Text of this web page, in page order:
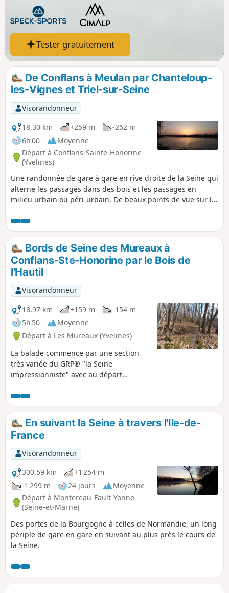
Tester gratuitement
De Conflans à Meulan par Chanteloup-
les-Vignes et Triel-sur-Seine
Visorandonneur
18,30 km
+259 m
-262 m
6h 00
Moyenne
Départ à Conflans-Sainte-Honorine
(Yvelines)
Une randonnée de gare à gare en rive droite de la Seine qui
alterne les passages dans des bois et les passages en
milieu urbain ou péri-urbain. De beaux points de vue sur la
rendez-vous.
Bords de Seine des Mureaux à
Conflans-Ste-Honorine par le Bois de
l'Hautil
Visorandonneur
18,97 km
+159 m
-154 m
5h 50
Moyenne
Départ à Les Mureaux (Yvelines)
La balade commence par une section
très variée du GRP® "la Seine
impressionniste" avec au départ
Ariane et son quai de chargement, un
mignon port de plaisance, l'Île de loisir
du val de Seine, et plusieurs étangs très
étendus. Elle continue avec Triel-sur-
Seine, son sympathique Parc Senet, et
son Église St-Martin à l'architecture
complexe. La traversée du Bois d'Hautil
par des sentiers faciles mais restés
sauvages vaut le détour pour ses forêts
de châtaigniers agrémentés de
quelques beaux chênes, et percées d'un
très grand nombre de gouffres
résultants de l'effondrement de
carrières souterraines. Et on termine
tranquillement en admirant le confluent
d'un utilisateur le 18 mai 2026
:>Attention au point 8 le chemin est
En suivant la Seine à travers l'Ile-de-
France
Visorandonneur
300,59 km
+1 254 m
-1 299 m
24 jours
Moyenne
Départ à Montereau-Fault-Yonne
(Seine-et-Marne)
Des portes de la Bourgogne à celles de Normandie, un long
périple de gare en gare en suivant au plus près le cours de
la Seine.